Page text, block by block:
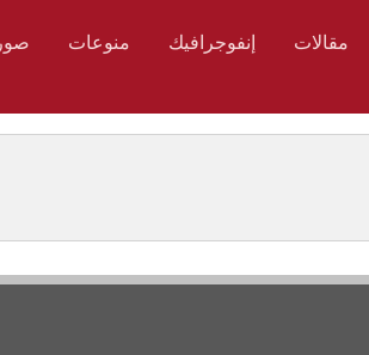
مقالات إنفوجرافيك منوعات صور